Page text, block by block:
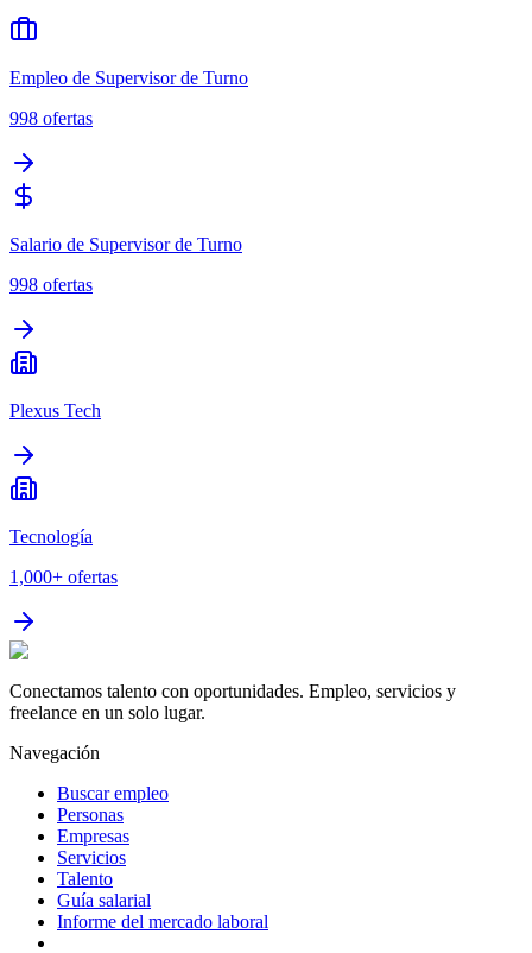
Empleo de Supervisor de Turno
998 ofertas
Salario de Supervisor de Turno
998 ofertas
Plexus Tech
Tecnología
1,000+ ofertas
Conectamos talento con oportunidades. Empleo, servicios y
freelance en un solo lugar.
Navegación
Buscar empleo
Personas
Empresas
Servicios
Talento
Guía salarial
Informe del mercado laboral